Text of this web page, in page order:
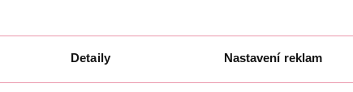
Detaily Nastavení reklam
VYROBENO V VÝROBCE/DODAVATEL